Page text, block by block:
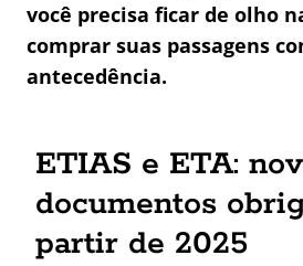
você precisa ficar de olho
comprar suas passagens
antecedência.
ETIAS e ETA:
documentos
partir de 2025